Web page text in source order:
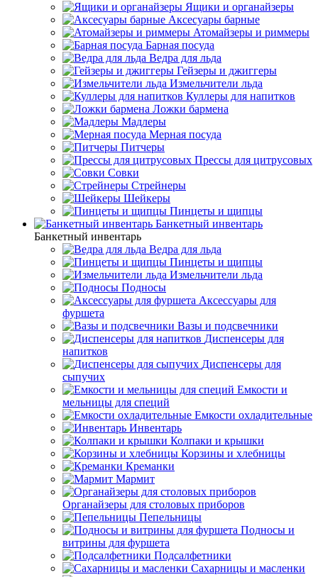
Ящики и органайзеры
Аксесуары барные
Атомайзеры и риммеры
Барная посуда
Ведра для льда
Гейзеры и джиггеры
Измельчители льда
Куллеры для напитков
Ложки бармена
Мадлеры
Мерная посуда
Питчеры
Прессы для цитрусовых
Совки
Стрейнеры
Шейкеры
Пинцеты и щипцы
Банкетный инвентарь
Банкетный инвентарь
Ведра для льда
Пинцеты и щипцы
Измельчители льда
Подносы
Аксессуары для
фуршета
Вазы и подсвечники
Диспенсеры для
напитков
Диспенсеры для
сыпучих
Емкости и
мельницы для специй
Емкости охладительные
Инвентарь
Колпаки и крышки
Корзины и хлебницы
Креманки
Мармит
Органайзеры для столовых приборов
Пепельницы
Подносы и
витрины для фуршета
Подсалфетники
Сахарницы и масленки